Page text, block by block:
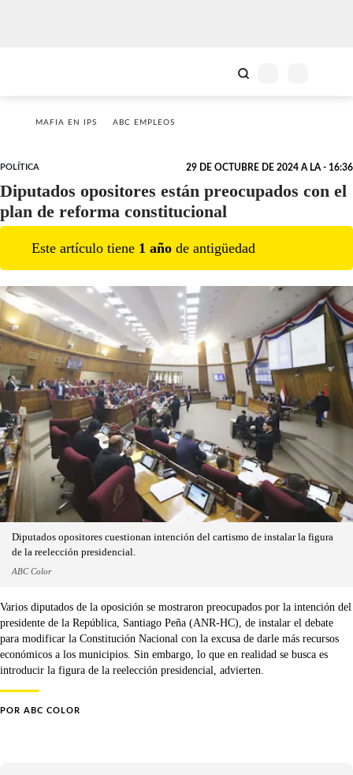
MAFIA EN IPS ABC EMPLEOS
POLÍTICA 29 DE OCTUBRE DE 2024 A LA - 16:36
Diputados opositores están preocupados con el
plan de reforma constitucional
Este artículo tiene 1 año de antigüedad
Diputados opositores cuestionan intención del cartismo de instalar la figura
de la reelección presidencial.
ABC Color
Varios diputados de la oposición se mostraron preocupados por la intención del
presidente de la República, Santiago Peña (ANR-HC), de instalar el debate
para modificar la Constitución Nacional con la excusa de darle más recursos
económicos a los municipios. Sin embargo, lo que en realidad se busca es
introducir la figura de la reelección presidencial, advierten.
POR ABC COLOR